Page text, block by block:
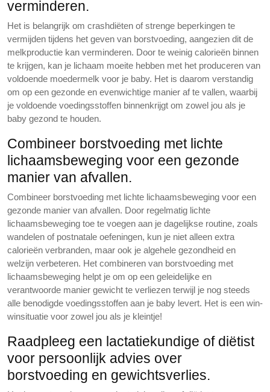
verminderen.
Het is belangrijk om crashdiëten of strenge beperkingen te
vermijden tijdens het geven van borstvoeding, aangezien dit de
melkproductie kan verminderen. Door te weinig calorieën binnen
te krijgen, kan je lichaam moeite hebben met het produceren van
voldoende moedermelk voor je baby. Het is daarom verstandig
om op een gezonde en evenwichtige manier af te vallen, waarbij
je voldoende voedingsstoffen binnenkrijgt om zowel jou als je
baby gezond te houden.
Combineer borstvoeding met lichte
lichaamsbeweging voor een gezonde
manier van afvallen.
Combineer borstvoeding met lichte lichaamsbeweging voor een
gezonde manier van afvallen. Door regelmatig lichte
lichaamsbeweging toe te voegen aan je dagelijkse routine, zoals
wandelen of postnatale oefeningen, kun je niet alleen extra
calorieën verbranden, maar ook je algehele gezondheid en
welzijn verbeteren. Het combineren van borstvoeding met
lichaamsbeweging helpt je om op een geleidelijke en
verantwoorde manier gewicht te verliezen terwijl je nog steeds
alle benodigde voedingsstoffen aan je baby levert. Het is een win-
winsituatie voor zowel jou als je kleintje!
Raadpleeg een lactatiekundige of diëtist
voor persoonlijk advies over
borstvoeding en gewichtsverlies.